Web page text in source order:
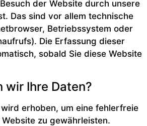
der Website durch unsere
Das sind vor allem technische
Betriebssystem oder
Die Erfassung dieser
sobald Sie diese Website
wir Ihre Daten?
wird erhoben, um eine fehlerfreie
zu gewährleisten.